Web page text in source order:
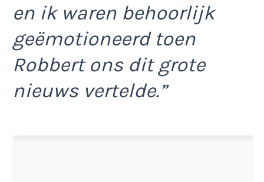
en ik waren behoorlijk
geëmotioneerd toen
Robbert ons dit grote
nieuws vertelde.”